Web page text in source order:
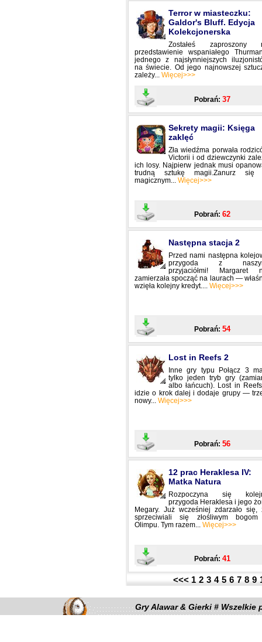
Terror w miasteczku:
Galdor's Bluff. Edycja
Kolekcjonerska
Zostałeś zaproszony
przedstawienie wspaniałego
jednego z najsłynniejszych
na świecie. Od jego najnowszej
zależy... Więcej>>>
Pobrań: 37
Sekrety magii: Księga
zaklęć
Zła wiedźma porwała
Victorii i od dziewczynki
ich losy. Najpierw jednak musi
trudną sztukę magii.Zanurz się
magicznym... Więcej>>>
Pobrań: 62
Następna stacja 2
Przed nami następna
przygoda z
przyjaciółmi! Margaret
zamierzała spocząć na laurach —
wzięła kolejny kredyt.... Więcej>>>
Pobrań: 54
Lost in Reefs 2
Inne gry typu Połącz 3
tylko jeden tryb gry
albo łańcuch). Lost in
idzie o krok dalej i dodaje grupy —
nowy... Więcej>>>
Pobrań: 56
12 prac Heraklesa IV:
Matka Natura
Rozpoczyna się
przygoda Heraklesa i jego
Megary. Już wcześniej zdarzało się,
sprzeciwiali się złośliwym
Olimpu. Tym razem... Więcej>>>
Pobrań: 41
<<< 1 2 3 4 5 6 7 8 9
Gry Alawar & Gierki # Wszelkie